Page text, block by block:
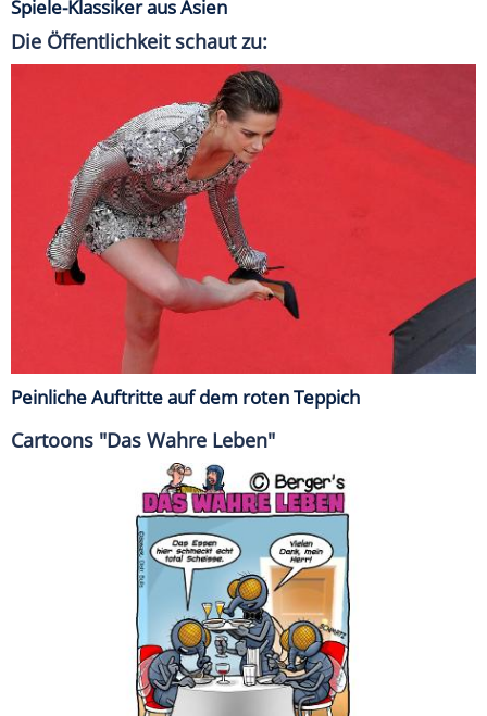
Spiele-Klassiker aus Asien
Die Öffentlichkeit schaut zu:
Peinliche Auftritte auf dem roten Teppich
Cartoons "Das Wahre Leben"